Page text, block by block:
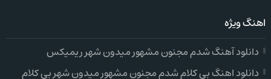
اهنگ ویژه
دانلود آهنگ شدم مجنون مشهور میدون شهر ریمیکس
دانلود اهنگ بی کلام شدم مجنون مشهور میدون شهر بی کلام